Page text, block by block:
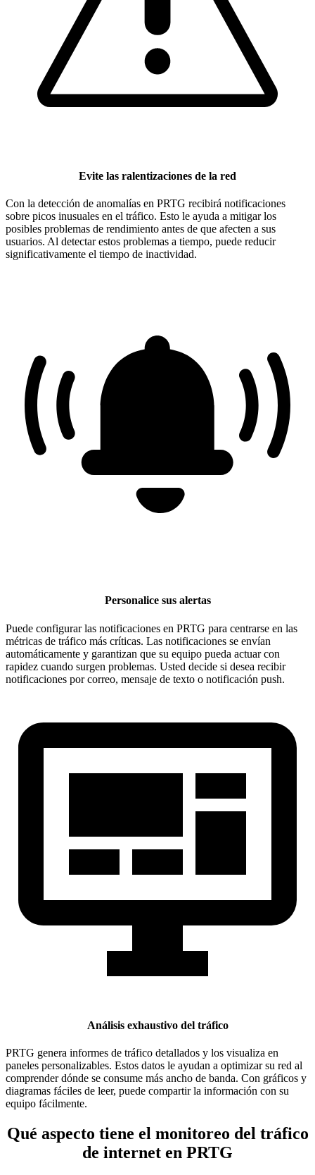
Evite las ralentizaciones de la red
Con la detección de anomalías en PRTG recibirá notificaciones
sobre picos inusuales en el tráfico. Esto le ayuda a mitigar los
posibles problemas de rendimiento antes de que afecten a sus
usuarios. Al detectar estos problemas a tiempo, puede reducir
significativamente el tiempo de inactividad.
Personalice sus alertas
Puede configurar las notificaciones en PRTG para centrarse en las
métricas de tráfico más críticas. Las notificaciones se envían
automáticamente y garantizan que su equipo pueda actuar con
rapidez cuando surgen problemas. Usted decide si desea recibir
notificaciones por correo, mensaje de texto o notificación push.
Análisis exhaustivo del tráfico
PRTG genera informes de tráfico detallados y los visualiza en
paneles personalizables. Estos datos le ayudan a optimizar su red al
comprender dónde se consume más ancho de banda. Con gráficos y
diagramas fáciles de leer, puede compartir la información con su
equipo fácilmente.
Qué aspecto tiene el monitoreo del tráfico
de internet en PRTG